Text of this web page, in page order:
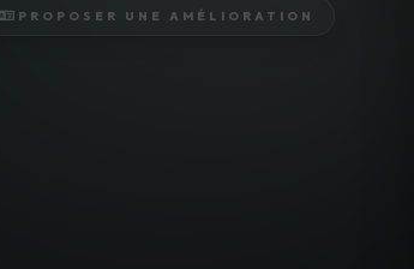
PROPOSER UNE AMÉLIORATION